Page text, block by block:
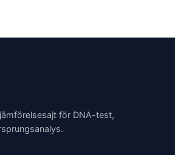
för DNA-test,